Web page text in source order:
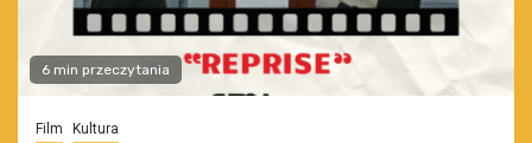
6 min przeczytania
Film Kultura